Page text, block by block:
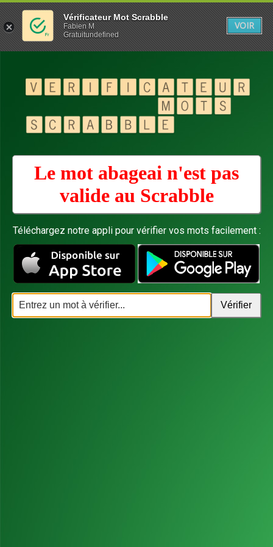
Le mot abageai n'est pas
valide au Scrabble
Téléchargez notre appli pour vérifier vos mots facilement :
Vérificateur Mot Scrabble
Fabien M
Gratuitundefined
VOIR